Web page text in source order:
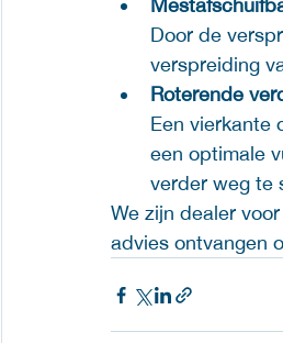
Door de
verspreiding
Roterende
Een vierkante
een optimale
verder weg te
We zijn dealer
advies ontvangen